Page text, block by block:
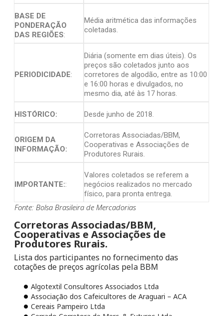
BASE DE
PONDERAÇÃO
DAS REGIÕES:
Média aritmética das informações
coletadas.
PERIODICIDADE:
Diária (somente em dias úteis). Os
preços são coletados junto aos
corretores de algodão, entre as 10:00
e 16:00 horas e divulgados, no
mesmo dia, até às 17 horas.
HISTÓRICO: Desde junho de 2018.
ORIGEM DA
INFORMAÇÃO:
Corretoras Associadas/BBM,
Cooperativas e Associações de
Produtores Rurais.
IMPORTANTE::
Valores coletados se referem a
negócios realizados no mercado
físico, para pronta entrega.
Fonte: Bolsa Brasileira de Mercadorias
Corretoras Associadas/BBM,
Cooperativas e Associações de
Produtores Rurais.
Lista dos participantes no fornecimento das
cotações de preços agrícolas pela BBM
Algotextil Consultores Associados Ltda
Associação dos Cafeicultores de Araguari – ACA
Cereais Pampeiro Ltda